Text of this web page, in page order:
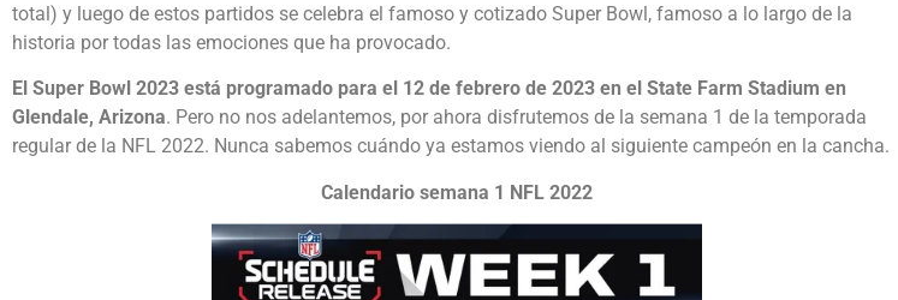
total) y luego de estos partidos se celebra el famoso y cotizado Super Bowl, famoso a lo largo de la
historia por todas las emociones que ha provocado.
El Super Bowl 2023 está programado para el 12 de febrero de 2023 en el State Farm Stadium en
Glendale, Arizona. Pero no nos adelantemos, por ahora disfrutemos de la semana 1 de la temporada
regular de la NFL 2022. Nunca sabemos cuándo ya estamos viendo al siguiente campeón en la cancha.
Calendario semana 1 NFL 2022